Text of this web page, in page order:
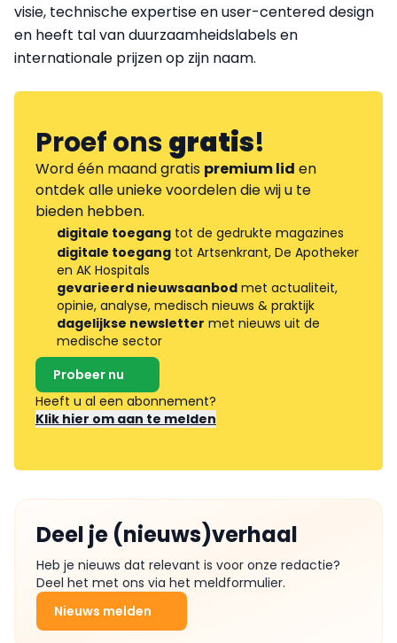
visie, technische expertise en user-centered design
en heeft tal van duurzaamheidslabels en
internationale prijzen op zijn naam.
Proef onsgratis!
Word één maand gratis premium lid en
ontdek alle unieke voordelen die wij u te
bieden hebben.
digitale toegang tot de gedrukte magazines
digitale toegang tot Artsenkrant, De Apotheker
en AK Hospitals
gevarieerd nieuwsaanbod met actualiteit,
opinie, analyse, medisch nieuws & praktijk
dagelijkse newsletter met nieuws uit de
medische sector
Probeer nu
Heeft u al een abonnement?
Klik hier om aan te melden
Deel je (nieuws)verhaal
Heb je nieuws dat relevant is voor onze redactie?
Deel het met ons via het meldformulier.
Nieuws melden